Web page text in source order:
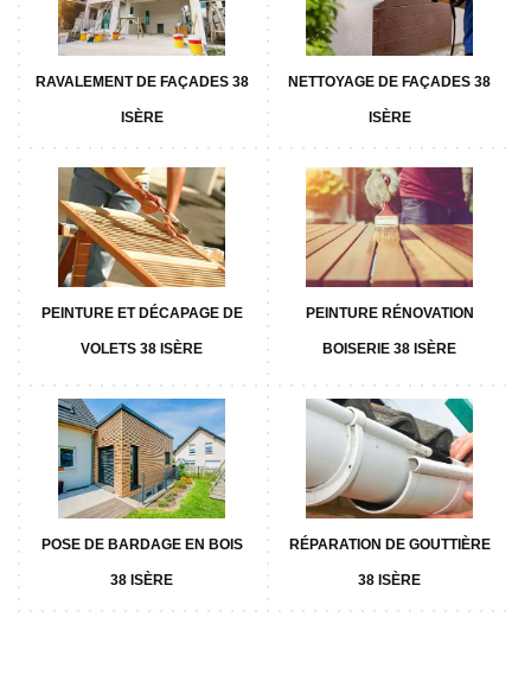
RAVALEMENT DE FAÇADES 38
ISÈRE
NETTOYAGE DE FAÇADES 38
ISÈRE
PEINTURE ET DÉCAPAGE DE
VOLETS 38 ISÈRE
PEINTURE RÉNOVATION
BOISERIE 38 ISÈRE
POSE DE BARDAGE EN BOIS
38 ISÈRE
RÉPARATION DE GOUTTIÈRE
38 ISÈRE